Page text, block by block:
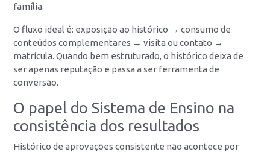
família.
O fluxo ideal é: exposição ao histórico → consumo de
conteúdos complementares → visita ou contato →
matrícula. Quando bem estruturado, o histórico deixa de
ser apenas reputação e passa a ser ferramenta de
conversão.
O papel do Sistema de Ensino na
consistência dos resultados
Histórico de aprovações consistente não acontece por